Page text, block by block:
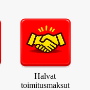
Halvat
toimitusmaksut